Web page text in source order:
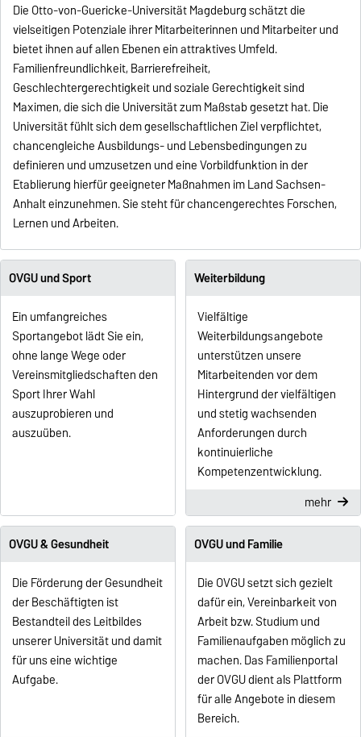
Die Otto-von-Guericke-Universität Magdeburg schätzt die
vielseitigen Potenziale ihrer Mitarbeiterinnen und Mitarbeiter und
bietet ihnen auf allen Ebenen ein attraktives Umfeld.
Familienfreundlichkeit, Barrierefreiheit,
Geschlechtergerechtigkeit und soziale Gerechtigkeit sind
Maximen, die sich die Universität zum Maßstab gesetzt hat. Die
Universität fühlt sich dem gesellschaftlichen Ziel verpflichtet,
chancengleiche Ausbildungs- und Lebensbedingungen zu
definieren und umzusetzen und eine Vorbildfunktion in der
Etablierung hierfür geeigneter Maßnahmen im Land Sachsen-
Anhalt einzunehmen. Sie steht für chancengerechtes Forschen,
Lernen und Arbeiten.
OVGU und Sport
Ein umfangreiches
Sportangebot lädt Sie ein,
ohne lange Wege oder
Vereinsmitgliedschaften den
Sport Ihrer Wahl
auszuprobieren und
auszuüben.
Weiterbildung
Vielfältige
Weiterbildungsangebote
unterstützen unsere
Mitarbeitenden vor dem
Hintergrund der vielfältigen
und stetig wachsenden
Anforderungen durch
kontinuierliche
Kompetenzentwicklung.
mehr
OVGU & Gesundheit
Die Förderung der Gesundheit
der Beschäftigten ist
Bestandteil des Leitbildes
unserer Universität und damit
für uns eine wichtige
Aufgabe.
OVGU und Familie
Die OVGU setzt sich gezielt
dafür ein, Vereinbarkeit von
Arbeit bzw. Studium und
Familienaufgaben möglich zu
machen. Das Familienportal
der OVGU dient als Plattform
für alle Angebote in diesem
Bereich.